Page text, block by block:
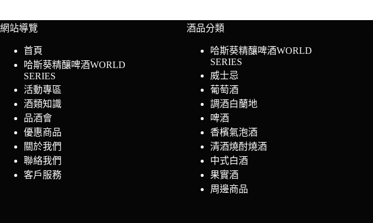
網站導覽
首頁
哈斯葵精釀啤酒WORLD
SERIES
活動專區
酒類知識
品酒會
優惠商品
關於我們
聯絡我們
客戶服務
酒品分類
哈斯葵精釀啤酒WORLD
SERIES
威士忌
葡萄酒
調酒白蘭地
啤酒
香檳氣泡酒
清酒燒酎燒酒
中式白酒
果實酒
周邊商品